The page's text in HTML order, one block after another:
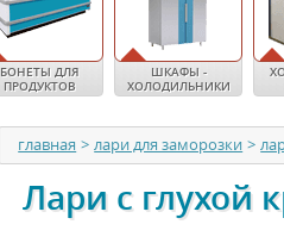
БОНЕТЫ ДЛЯ
ПРОДУКТОВ
ШКАФЫ -
ХОЛОДИЛЬНИКИ
главная > лари для заморозки >
Лари с глухой